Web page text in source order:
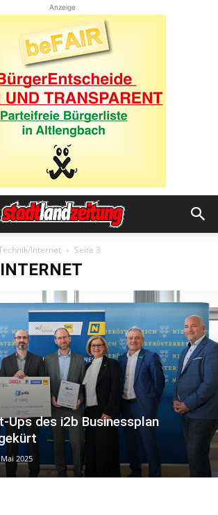
Anzeige
Internet Seite 3
Ups des i2b Businessplan
2025